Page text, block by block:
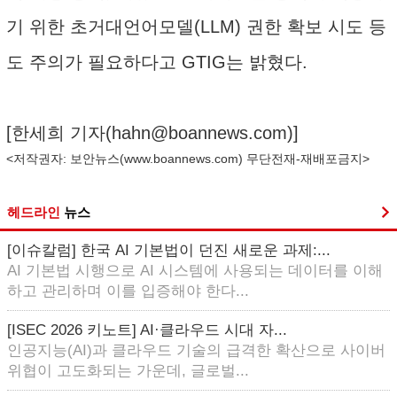
기 위한 초거대언어모델(LLM) 권한 확보 시도 등
도 주의가 필요하다고 GTIG는 밝혔다.
[한세희 기자(hahn@boannews.com)]
<저작권자: 보안뉴스(www.boannews.com) 무단전재-재배포금지>
헤드라인 뉴스
[이슈칼럼] 한국 AI 기본법이 던진 새로운 과제:...
AI 기본법 시행으로 AI 시스템에 사용되는 데이터를 이해
하고 관리하며 이를 입증해야 한다...
[ISEC 2026 키노트] AI·클라우드 시대 자...
인공지능(AI)과 클라우드 기술의 급격한 확산으로 사이버
위협이 고도화되는 가운데, 글로벌...